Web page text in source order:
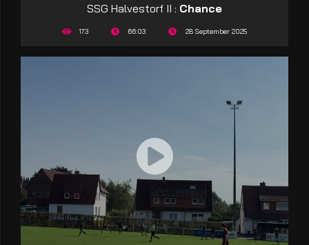
SSG Halvestorf II : Chance
173 66:03 28 September 2025